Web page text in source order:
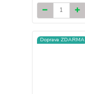
Doprava ZDARMA